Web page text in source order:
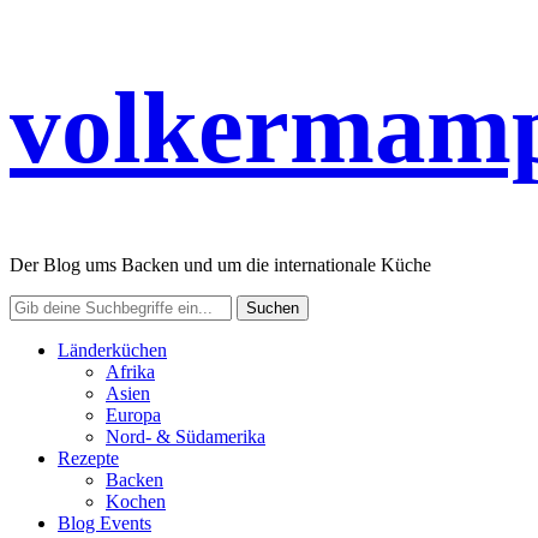
Der Blog ums Backen und um die internationale Küche
Länderküchen
Afrika
Asien
Europa
Nord- & Südamerika
Rezepte
Backen
Kochen
Blog Events